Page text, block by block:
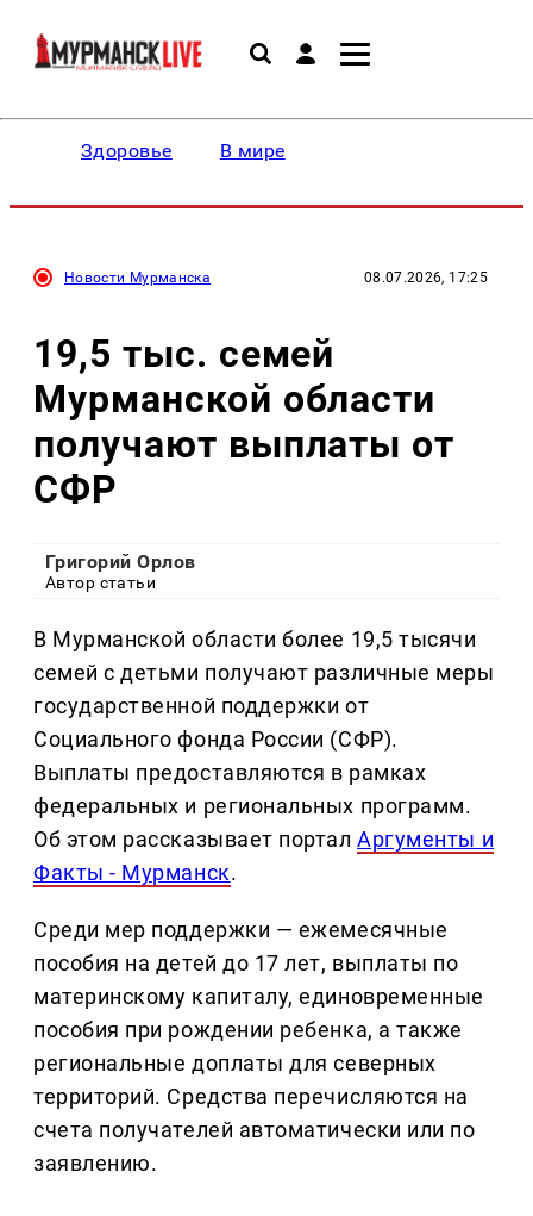
Здоровье В мире
Новости Мурманска 08.07.2026, 17:25
19,5 тыс. семей
Мурманской области
получают выплаты от
СФР
Григорий Орлов
Автор статьи
В Мурманской области более 19,5 тысячи
семей с детьми получают различные меры
государственной поддержки от
Социального фонда России (СФР).
Выплаты предоставляются в рамках
федеральных и региональных программ.
Об этом рассказывает порталАргументы и
Факты - Мурманск.
Среди мер поддержки — ежемесячные
пособия на детей до 17 лет, выплаты по
материнскому капиталу, единовременные
пособия при рождении ребенка, а также
региональные доплаты для северных
территорий. Средства перечисляются на
счета получателей автоматически или по
заявлению.